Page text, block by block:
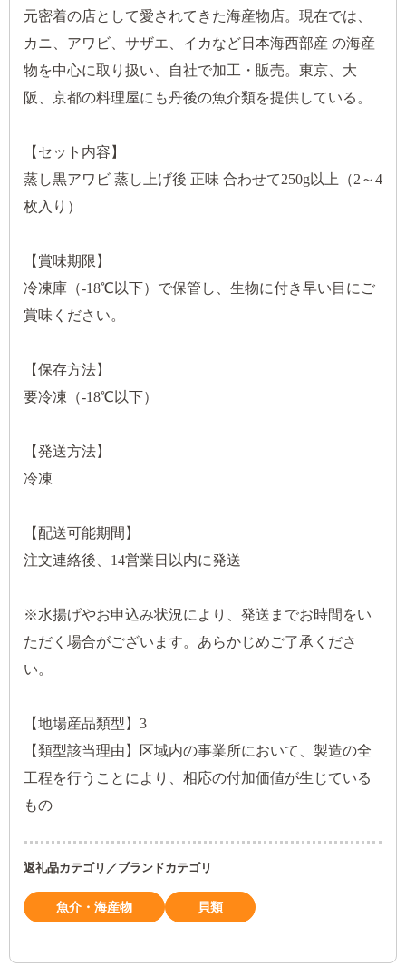
元密着の店として愛されてきた海産物店。現在では、
カニ、アワビ、サザエ、イカなど日本海西部産 の海産
物を中心に取り扱い、自社で加工・販売。東京、大
阪、京都の料理屋にも丹後の魚介類を提供している。
【セット内容】
蒸し黒アワビ 蒸し上げ後 正味 合わせて250g以上（2～4
枚入り）
【賞味期限】
冷凍庫（-18℃以下）で保管し、生物に付き早い目にご
賞味ください。
【保存方法】
要冷凍（-18℃以下）
【発送方法】
冷凍
【配送可能期間】
注文連絡後、14営業日以内に発送
※水揚げやお申込み状況により、発送までお時間をい
ただく場合がございます。あらかじめご了承くださ
い。
【地場産品類型】3
【類型該当理由】区域内の事業所において、製造の全
工程を行うことにより、相応の付加価値が生じている
もの
返礼品カテゴリ／ブランドカテゴリ
魚介・海産物 貝類